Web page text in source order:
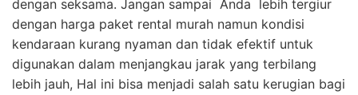
dengan seksama. Jangan sampai Anda lebih tergiur
dengan harga paket rental murah namun kondisi
kendaraan kurang nyaman dan tidak efektif untuk
digunakan dalam menjangkau jarak yang terbilang
lebih jauh, Hal ini bisa menjadi salah satu kerugian bagi